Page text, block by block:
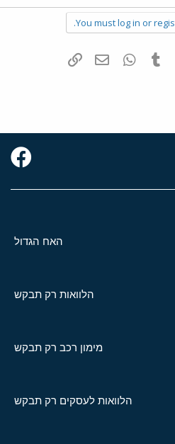
You must log in or
Pinterest
Tumblr
WhatsAppדואר אלקטרוני
האח הגדול
הלוואות רק תבקש
מימון רכב רק תבקש
הלוואות לעסקים רק תבקש